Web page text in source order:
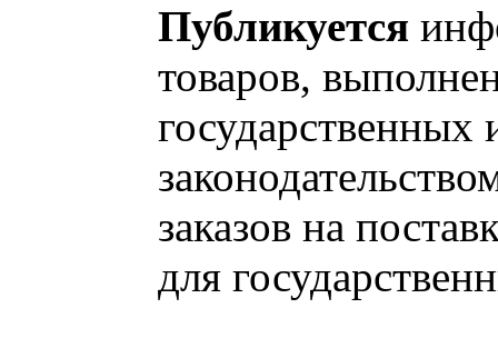
Публикуется
товаров,
заказов на
для